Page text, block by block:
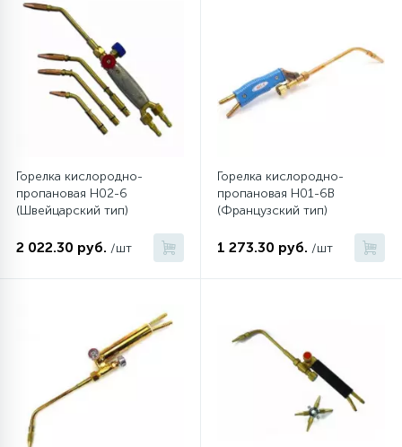
Горелка кислородно-
пропановая H02-6
(Швейцарский тип)
2 022.30 руб. /шт
Горелка кислородно-
пропановая H01-6В
(Французский тип)
1 273.30 руб. /шт